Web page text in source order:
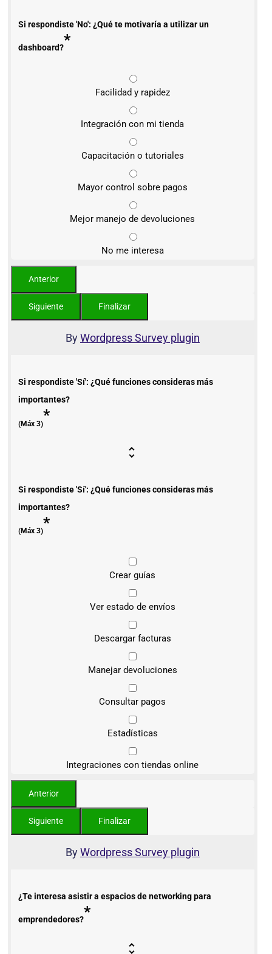
Si respondiste 'No': ¿Qué te motivaría a utilizar un
dashboard?*
Facilidad y rapidez
Integración con mi tienda
Capacitación o tutoriales
Mayor control sobre pagos
Mejor manejo de devoluciones
No me interesa
ByWordpress Survey plugin
Si respondiste 'Sí': ¿Qué funciones consideras más
importantes?
(Máx 3)*
Si respondiste 'Sí': ¿Qué funciones consideras más
importantes?
(Máx 3)*
Crear guías
Ver estado de envíos
Descargar facturas
Manejar devoluciones
Consultar pagos
Estadísticas
Integraciones con tiendas online
ByWordpress Survey plugin
¿Te interesa asistir a espacios de networking para
emprendedores?*